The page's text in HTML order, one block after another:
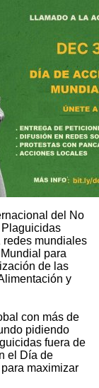
del No
redes mundiales
para
de las
y
con más de
pidiendo
fuera de
el Día de
maximizar